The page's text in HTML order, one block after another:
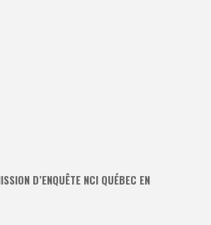
D’ENQUÊTE NCI QUÉBEC EN